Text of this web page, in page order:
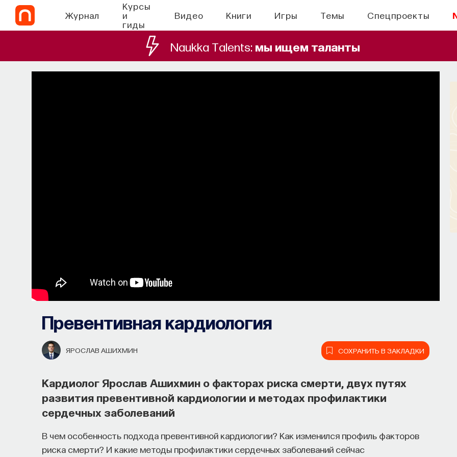
Журнал
Курсы
и
гиды
Видео Книги Игры Темы Спецпроекты
Naukka Talents: мы ищем таланты
Превентивная кардиология
ЯРОСЛАВ АШИХМИН СОХРАНИТЬ В ЗАКЛАДКИ
Кардиолог Ярослав Ашихмин о факторах риска смерти, двух путях
развития превентивной кардиологии и методах профилактики
сердечных заболеваний
В чем особенность подхода превентивной кардиологии? Как изменился профиль факторов
риска смерти? И какие методы профилактики сердечных заболеваний сейчас
Почти треть жизни мы тратим на сон, но как он работает и можно ли